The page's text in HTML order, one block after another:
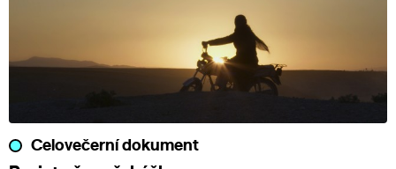
Celovečerní dokument